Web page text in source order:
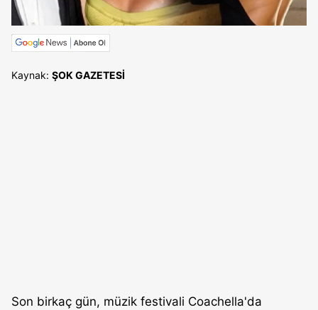
Kaynak: ŞOK GAZETESİ
Son birkaç gün, müzik festivali Coachella'da